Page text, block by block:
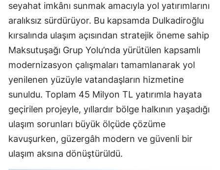
seyahat imkânı sunmak amacıyla yol yatırımlarını
aralıksız sürdürüyor. Bu kapsamda Dulkadiroğlu
kırsalında ulaşım açısından stratejik öneme sahip
Maksutuşağı Grup Yolu’nda yürütülen kapsamlı
modernizasyon çalışmaları tamamlanarak yol
yenilenen yüzüyle vatandaşların hizmetine
sunuldu. Toplam 45 Milyon TL yatırımla hayata
geçirilen projeyle, yıllardır bölge halkının yaşadığı
ulaşım sorunları büyük ölçüde çözüme
kavuşurken, güzergâh modern ve güvenli bir
ulaşım aksına dönüştürüldü.